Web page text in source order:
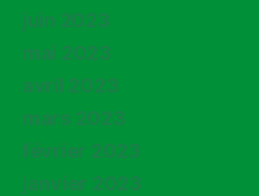
juin 2023
mai 2023
avril 2023
mars 2023
février 2023
janvier 2023